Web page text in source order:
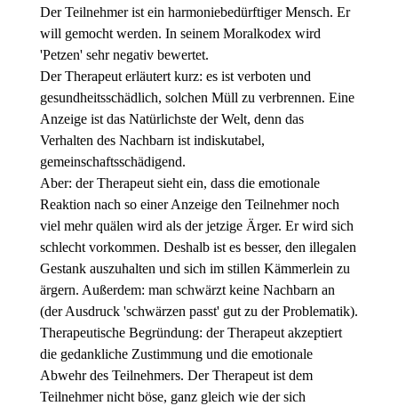
Der Teilnehmer ist ein harmoniebedürftiger Mensch. Er
will gemocht werden. In seinem Moralkodex wird
'Petzen' sehr negativ bewertet.
Der Therapeut erläutert kurz: es ist verboten und
gesundheitsschädlich, solchen Müll zu verbrennen. Eine
Anzeige ist das Natürlichste der Welt, denn das
Verhalten des Nachbarn ist indiskutabel,
gemeinschaftsschädigend.
Aber: der Therapeut sieht ein, dass die emotionale
Reaktion nach so einer Anzeige den Teilnehmer noch
viel mehr quälen wird als der jetzige Ärger. Er wird sich
schlecht vorkommen. Deshalb ist es besser, den illegalen
Gestank auszuhalten und sich im stillen Kämmerlein zu
ärgern. Außerdem: man schwärzt keine Nachbarn an
(der Ausdruck 'schwärzen passt' gut zu der Problematik).
Therapeutische Begründung: der Therapeut akzeptiert
die gedankliche Zustimmung und die emotionale
Abwehr des Teilnehmers. Der Therapeut ist dem
Teilnehmer nicht böse, ganz gleich wie der sich